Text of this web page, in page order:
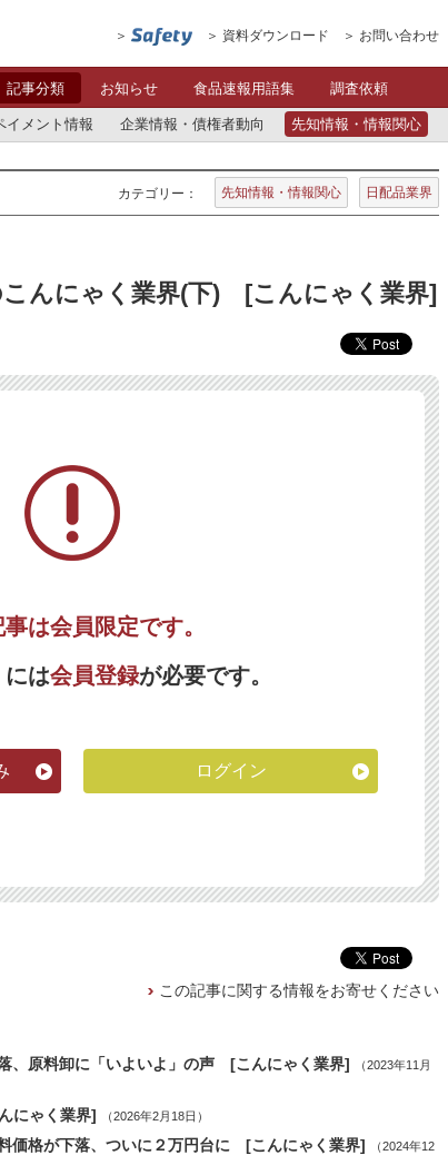
資料ダウンロード お問い合わせ
記事分類 お知らせ 食品速報用語集 調査依頼
イメント情報 企業情報・債権者動向 先知情報・情報関心
カテゴリー： 先知情報・情報関心 日配品業界
こんにゃく業界(下) [こんにゃく業界]
は会員限定です。
には会員登録が必要です。
ログイン
この記事に関する情報をお寄せください
、原料卸に「いよいよ」の声 [こんにゃく業界]
（2023年11月
にゃく業界] （2026年2月18日）
価格が下落、ついに２万円台に [こんにゃく業界]
（2024年12